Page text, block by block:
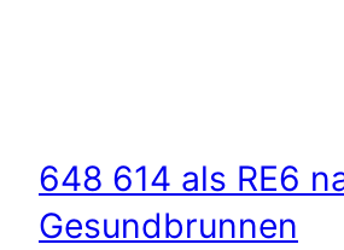
648 614 als RE6
Gesundbrunnen